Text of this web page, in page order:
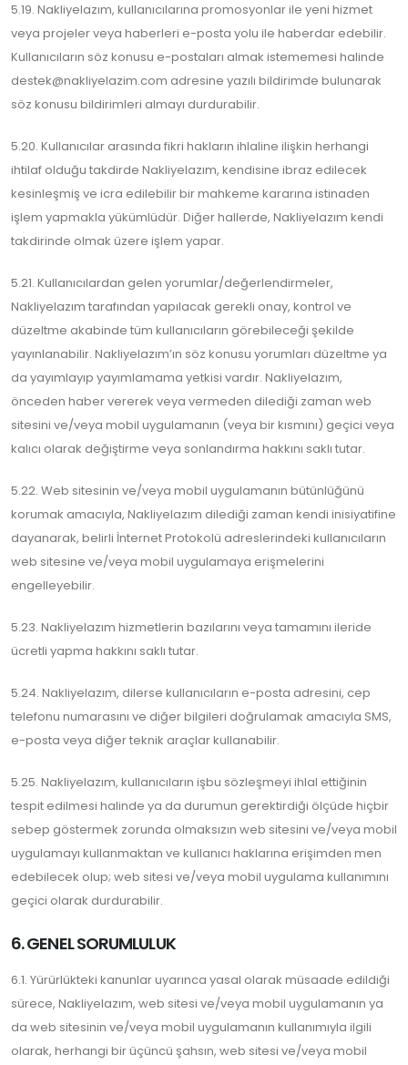
5.19. Nakliyelazım, kullanıcılarına promosyonlar ile yeni hizmet
veya projeler veya haberleri e-posta yolu ile haberdar edebilir.
Kullanıcıların söz konusu e-postaları almak istememesi halinde
destek@nakliyelazim.com adresine yazılı bildirimde bulunarak
söz konusu bildirimleri almayı durdurabilir.
5.20. Kullanıcılar arasında fikri hakların ihlaline ilişkin herhangi
ihtilaf olduğu takdirde Nakliyelazım, kendisine ibraz edilecek
kesinleşmiş ve icra edilebilir bir mahkeme kararına istinaden
işlem yapmakla yükümlüdür. Diğer hallerde, Nakliyelazım kendi
takdirinde olmak üzere işlem yapar.
5.21. Kullanıcılardan gelen yorumlar/değerlendirmeler,
Nakliyelazım tarafından yapılacak gerekli onay, kontrol ve
düzeltme akabinde tüm kullanıcıların görebileceği şekilde
yayınlanabilir. Nakliyelazım’ın söz konusu yorumları düzeltme ya
da yayımlayıp yayımlamama yetkisi vardır. Nakliyelazım,
önceden haber vererek veya vermeden dilediği zaman web
sitesini ve/veya mobil uygulamanın (veya bir kısmını) geçici veya
kalıcı olarak değiştirme veya sonlandırma hakkını saklı tutar.
5.22. Web sitesinin ve/veya mobil uygulamanın bütünlüğünü
korumak amacıyla, Nakliyelazım dilediği zaman kendi inisiyatifine
dayanarak, belirli İnternet Protokolü adreslerindeki kullanıcıların
web sitesine ve/veya mobil uygulamaya erişmelerini
engelleyebilir.
5.23. Nakliyelazım hizmetlerin bazılarını veya tamamını ileride
ücretli yapma hakkını saklı tutar.
5.24. Nakliyelazım, dilerse kullanıcıların e-posta adresini, cep
telefonu numarasını ve diğer bilgileri doğrulamak amacıyla SMS,
e-posta veya diğer teknik araçlar kullanabilir.
5.25. Nakliyelazım, kullanıcıların işbu sözleşmeyi ihlal ettiğinin
tespit edilmesi halinde ya da durumun gerektirdiği ölçüde hiçbir
sebep göstermek zorunda olmaksızın web sitesini ve/veya mobil
uygulamayı kullanmaktan ve kullanıcı haklarına erişimden men
edebilecek olup; web sitesi ve/veya mobil uygulama kullanımını
geçici olarak durdurabilir.
6. GENEL SORUMLULUK
6.1. Yürürlükteki kanunlar uyarınca yasal olarak müsaade edildiği
sürece, Nakliyelazım, web sitesi ve/veya mobil uygulamanın ya
da web sitesinin ve/veya mobil uygulamanın kullanımıyla ilgili
olarak, herhangi bir üçüncü şahsın, web sitesi ve/veya mobil